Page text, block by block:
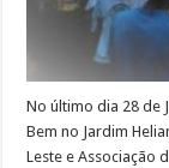
No último dia 28 de
Bem no Jardim
Leste e Associação